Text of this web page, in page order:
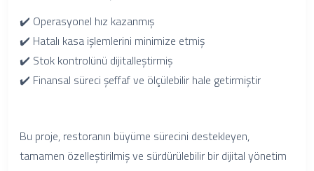
✔️ Operasyonel hız kazanmış
✔️ Hatalı kasa işlemlerini minimize etmiş
✔️ Stok kontrolünü dijitalleştirmiş
✔️ Finansal süreci şeffaf ve ölçülebilir hale getirmiştir
Bu proje, restoranın büyüme sürecini destekleyen,
tamamen özelleştirilmiş ve sürdürülebilir bir dijital yönetim